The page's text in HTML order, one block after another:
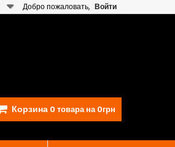
Добро пожаловать, Войти
Корзина 0 товара на 0грн